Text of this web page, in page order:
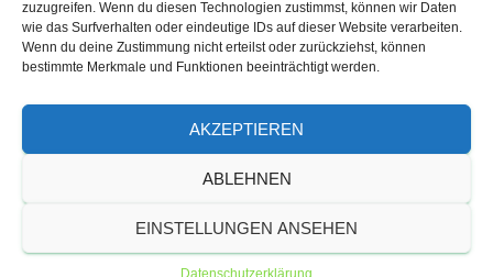
zuzugreifen. Wenn du diesen Technologien zustimmst, können wir Daten
wie das Surfverhalten oder eindeutige IDs auf dieser Website verarbeiten.
Wenn du deine Zustimmung nicht erteilst oder zurückziehst, können
bestimmte Merkmale und Funktionen beeinträchtigt werden.
AKZEPTIEREN
ABLEHNEN
EINSTELLUNGEN ANSEHEN
Datenschutzerklärung
DATENSCHUTZORDUNG
Brühl 1979 e.V.